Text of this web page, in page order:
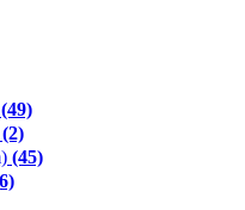
(49)
(2)
(45)